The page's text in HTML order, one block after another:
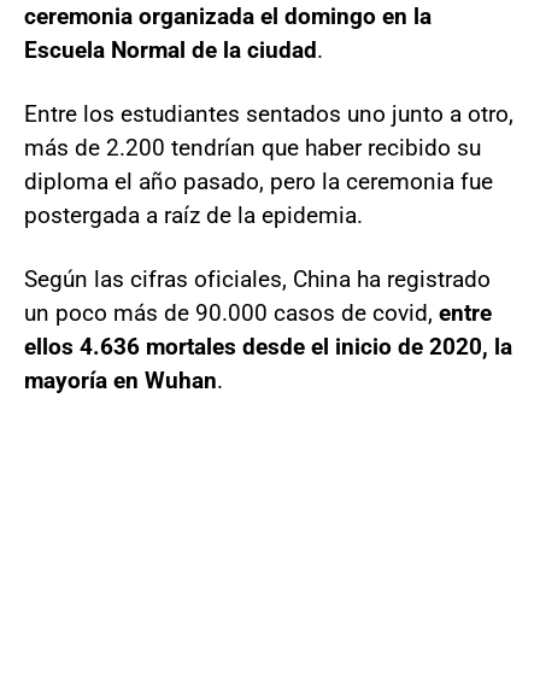
ceremonia organizada el domingo en la
Escuela Normal de la ciudad.
Entre los estudiantes sentados uno junto a otro,
más de 2.200 tendrían que haber recibido su
diploma el año pasado, pero la ceremonia fue
postergada a raíz de la epidemia.
Según las cifras oficiales, China ha registrado
un poco más de 90.000 casos de covid, entre
ellos 4.636 mortales desde el inicio de 2020, la
mayoría en Wuhan.